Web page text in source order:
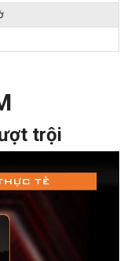
trội